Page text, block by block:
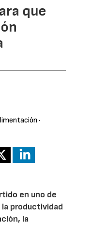
que
·
en uno de
productividad
la